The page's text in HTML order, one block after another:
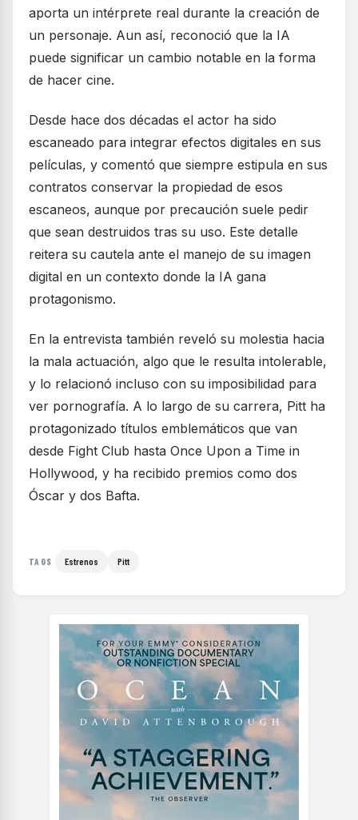
aporta un intérprete real durante la creación de
un personaje. Aun así, reconoció que la IA
puede significar un cambio notable en la forma
de hacer cine.
Desde hace dos décadas el actor ha sido
escaneado para integrar efectos digitales en sus
películas, y comentó que siempre estipula en sus
contratos conservar la propiedad de esos
escaneos, aunque por precaución suele pedir
que sean destruidos tras su uso. Este detalle
reitera su cautela ante el manejo de su imagen
digital en un contexto donde la IA gana
protagonismo.
En la entrevista también reveló su molestia hacia
la mala actuación, algo que le resulta intolerable,
y lo relacionó incluso con su imposibilidad para
ver pornografía. A lo largo de su carrera, Pitt ha
protagonizado títulos emblemáticos que van
desde Fight Club hasta Once Upon a Time in
Hollywood, y ha recibido premios como dos
Óscar y dos Bafta.
TAGS Estrenos Pitt